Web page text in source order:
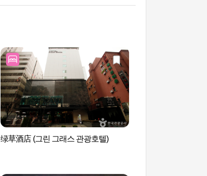
绿草酒店 (그린 그래스 관광호텔)